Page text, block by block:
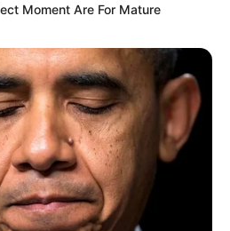
Moment Are For Mature